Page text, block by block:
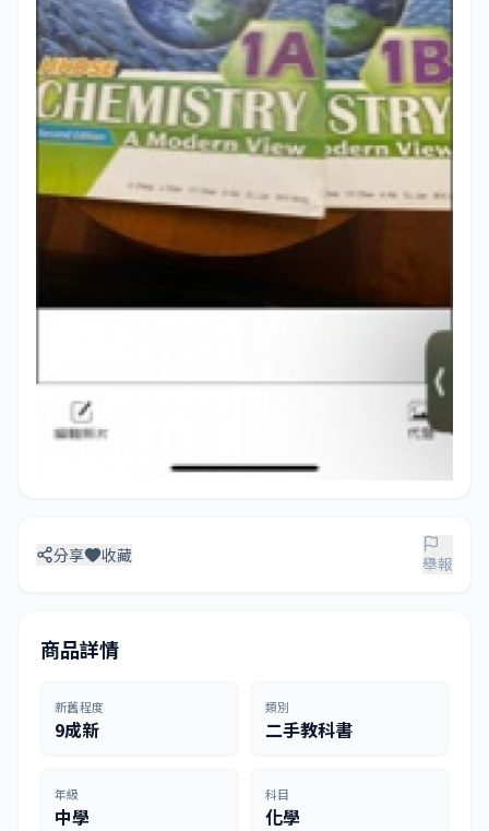
分享 收藏 舉報
商品詳情
新舊程度
9成新
類別
二手教科書
年級
中學
科目
化學